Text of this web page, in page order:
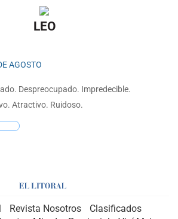
LEO
AGOSTO
Despreocupado. Impredecible.
Atractivo. Ruidoso.
Revista Nosotros
Clasificados